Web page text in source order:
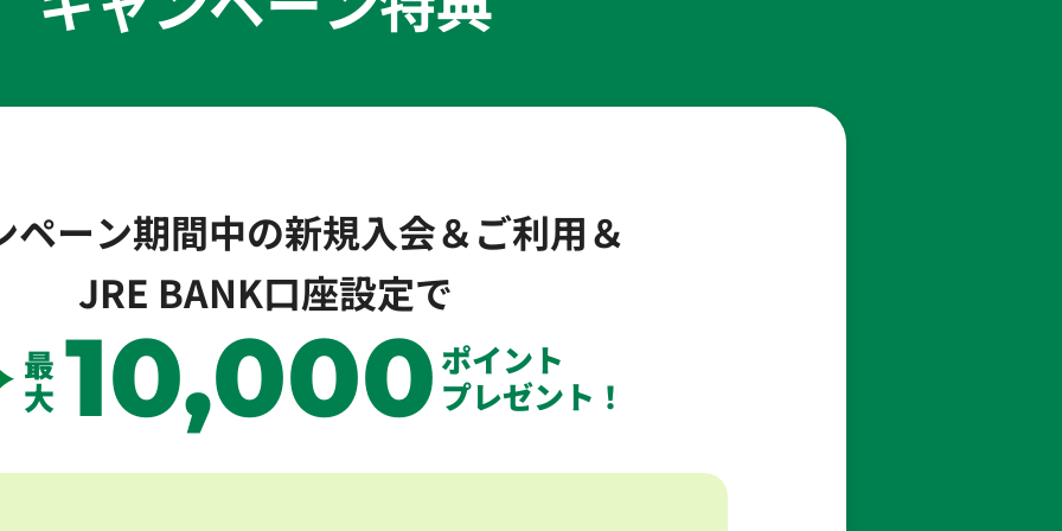
ペーン期間中の新規入会＆ご利用＆
JRE BANK口座設定で
最
大 10,000 ポイント
プレゼント！